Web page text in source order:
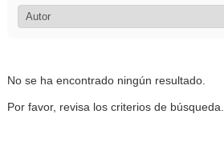
No se ha encontrado ningún resultado.
Por favor, revisa los criterios de búsqueda.